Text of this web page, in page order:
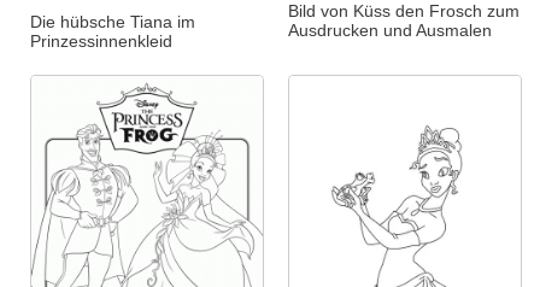
Die hübsche Tiana im
Prinzessinnenkleid
Bild von Küss den Frosch zum
Ausdrucken und Ausmalen